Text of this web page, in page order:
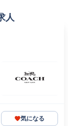
人
気になる